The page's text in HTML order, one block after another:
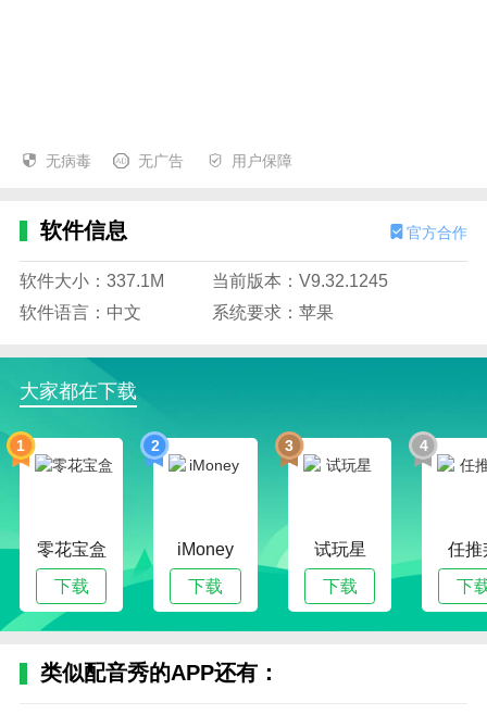
无病毒 无广告 用户保障
软件信息 官方合作
软件大小：337.1M
当前版本：V9.32.1245
软件语言：中文
系统要求：苹果
大家都在下载
1
零花宝盒
下载
2
iMoney
下载
3
试玩星
下载
4
任推
下
类似配音秀的APP还有：